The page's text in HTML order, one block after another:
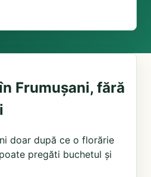
Frumușani, fără
doar după ce o florărie
pregăti buchetul și